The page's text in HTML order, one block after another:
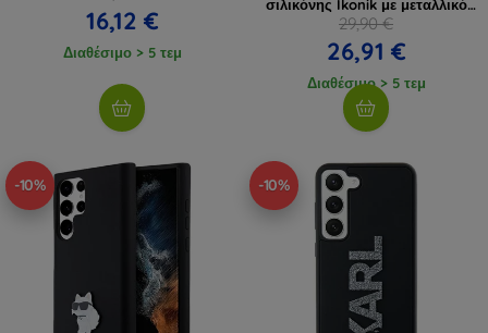
16,12 €
Διαθέσιμο > 5 τεμ
σιλικόνης Ikonik με μεταλλικό
καρφί (KLHCS23LSMHKNPK)
29,90 €
26,91 €
Διαθέσιμο > 5 τεμ
-10% -10%